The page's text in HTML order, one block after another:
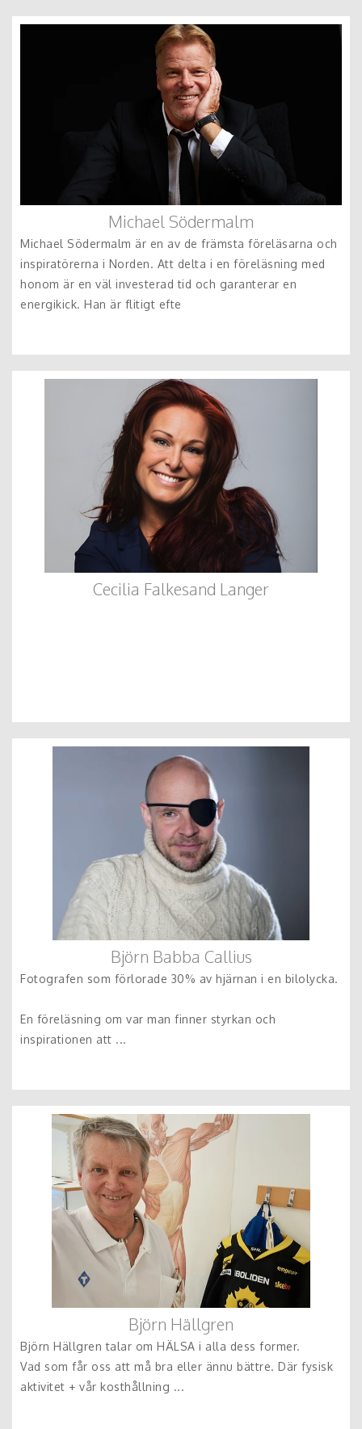
Michael Södermalm
Michael Södermalm är en av de främsta föreläsarna och
inspiratörerna i Norden. Att delta i en föreläsning med
honom är en väl investerad tid och garanterar en
energikick. Han är flitigt efte
Cecilia Falkesand Langer
Björn Babba Callius
Fotografen som förlorade 30% av hjärnan i en bilolycka.
En föreläsning om var man finner styrkan och
inspirationen att ...
Björn Hällgren
Björn Hällgren talar om HÄLSA i alla dess former.
Vad som får oss att må bra eller ännu bättre. Där fysisk
aktivitet + vår kosthållning ...